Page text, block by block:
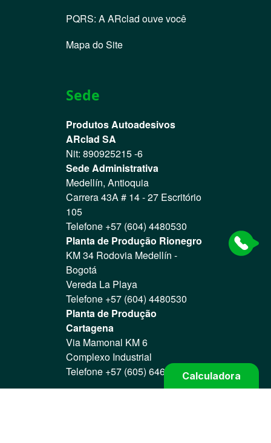
Calculadora
PQRS: A ARclad ouve você
Mapa do Site
Sede
Produtos Autoadesivos
ARclad SA
Nit: 890925215 -6
Sede Administrativa
Medellín, Antioquia
Carrera 43A # 14 - 27 Escritório
105
Telefone +57 (604) 4480530
Planta de Produção Rionegro
KM 34 Rodovia Medellín -
Bogotá
Vereda La Playa
Telefone +57 (604) 4480530
Planta de Produção
Cartagena
Via Mamonal KM 6
Complexo Industrial
Telefone +57 (605) 6466004